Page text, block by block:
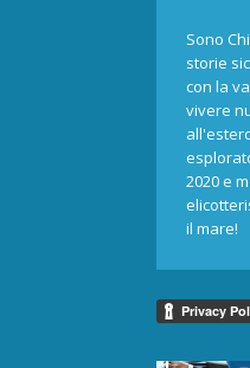
Sono
storie
con la
vivere
2020 e
il mare!